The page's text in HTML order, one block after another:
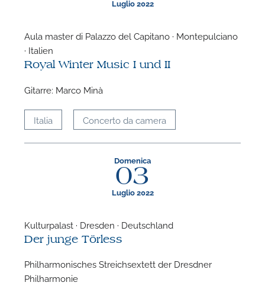
Luglio 2022
Aula master di Palazzo del Capitano · Montepulciano
· Italien
Royal Winter Music I und II
Gitarre: Marco Minà
Italia Concerto da camera
Domenica
03
Luglio 2022
Kulturpalast · Dresden · Deutschland
Der junge Törless
Philharmonisches Streichsextett der Dresdner
Philharmonie